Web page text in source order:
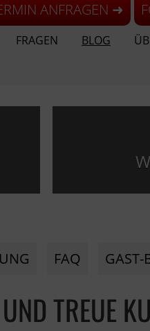
ANFRAGEN ➜
FRAGEN BLOG
FAQ GAST-
TREUE